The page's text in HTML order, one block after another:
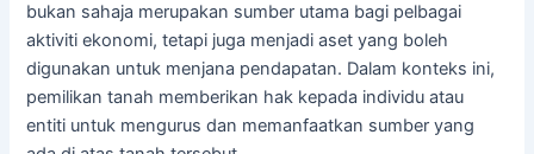
bukan sahaja merupakan sumber utama bagi pelbagai
aktiviti ekonomi, tetapi juga menjadi aset yang boleh
digunakan untuk menjana pendapatan. Dalam konteks ini,
pemilikan tanah memberikan hak kepada individu atau
entiti untuk mengurus dan memanfaatkan sumber yang